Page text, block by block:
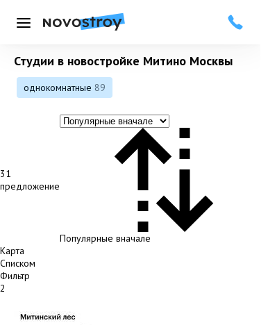
Меню
Студии в новостройке Митино Москвы
однокомнатные 89
31
предложение
Популярные вначале
Карта
Списком
Фильтр
2